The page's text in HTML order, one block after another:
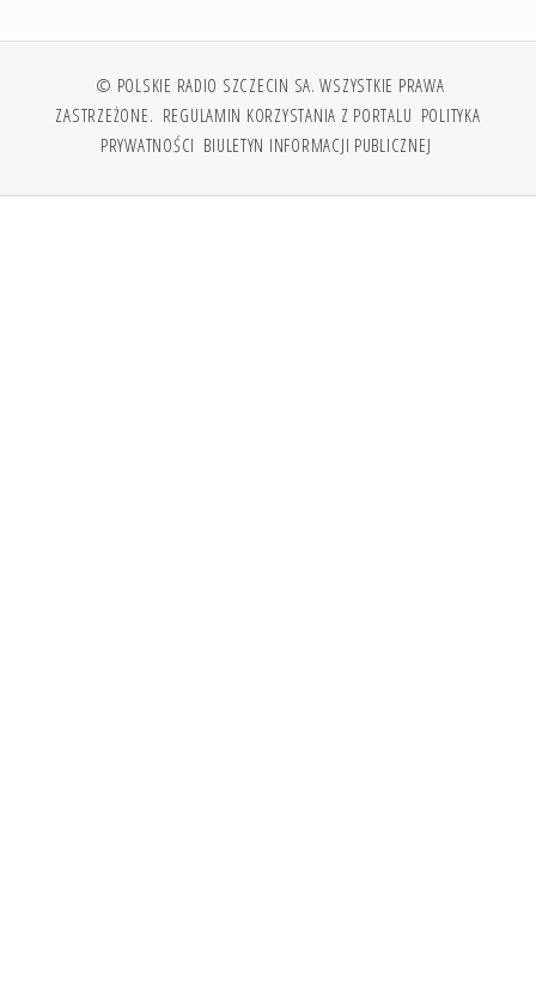
© POLSKIE RADIO SZCZECIN SA. WSZYSTKIE PRAWA
ZASTRZEŻONE. REGULAMIN KORZYSTANIA Z PORTALU POLITYKA
PRYWATNOŚCI BIULETYN INFORMACJI PUBLICZNEJ